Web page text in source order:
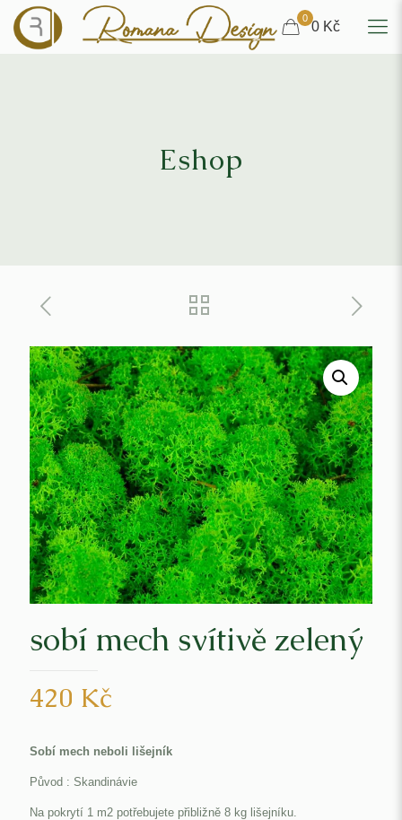
0
0 Kč
Eshop
sobí mech svítivě zelený
420 Kč
Sobí mech neboli lišejník
Původ : Skandinávie
Na pokrytí 1 m2 potřebujete přibližně 8 kg lišejníku.